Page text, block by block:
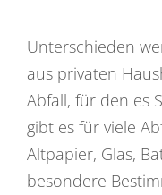
Unterschieden
aus privaten
Abfall, für den es
gibt es für viele
Altpapier, Glas,
besondere